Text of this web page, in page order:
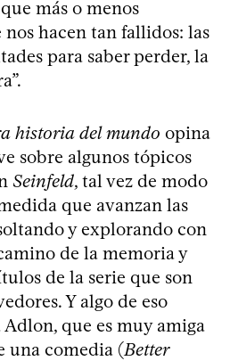
más o menos
hacen tan fallidos: las
para saber perder, la
historia del mundo opina
sobre algunos tópicos
Seinfeld, tal vez de modo
que avanzan las
y explorando con
de la memoria y
de la serie que son
Y algo de eso
Adlon, que es muy amiga
una comedia (Better